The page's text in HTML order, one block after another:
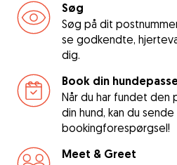
Søg
Søg på dit
se godkendte,
dig.
Book din
Når du har fundet den
din hund, kan du sende
bookingforespørgsel!
Meet & Greet